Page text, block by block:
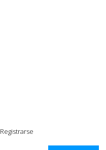
Registrarse